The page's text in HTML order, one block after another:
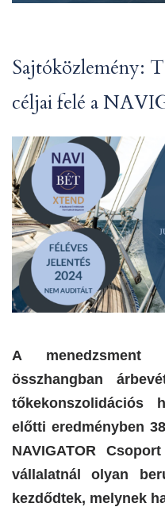
Sajtóközlemény:
céljai felé a
A menedzsment
összhangban
tőkekonszolidációs
előtti eredményben
NAVIGATOR
vállalatnál olyan
kezdődtek, melynek